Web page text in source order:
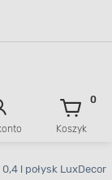
Koszyk
0
l połysk LuxDecor